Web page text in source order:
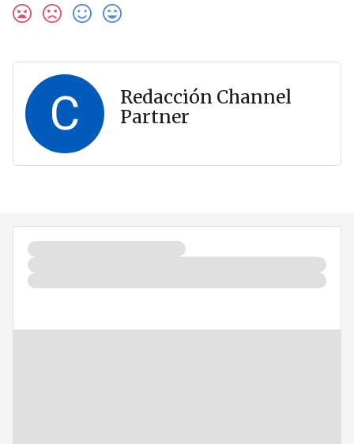
C
Redacción Channel
Partner